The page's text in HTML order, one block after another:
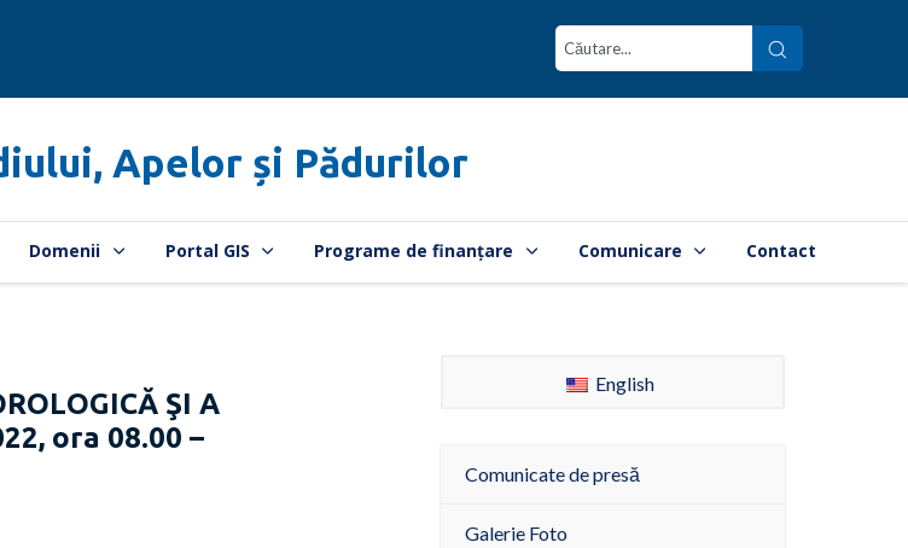
Apelor și Pădurilor
Domenii Portal GIS Programe de finanțare Comunicare Contact
ŞI A
ora 08.00 –
English
Comunicate de presă
Galerie Foto